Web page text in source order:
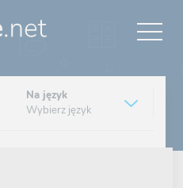
Na język
Wybierz język